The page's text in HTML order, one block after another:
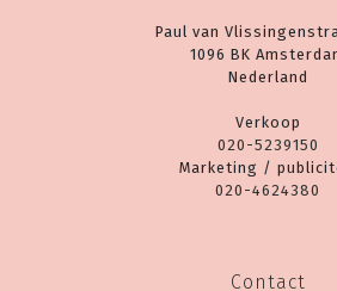
Paul van
1096 BK
Nederland
Verkoop
020-5239150
Marketing /
020-4624380
Contact